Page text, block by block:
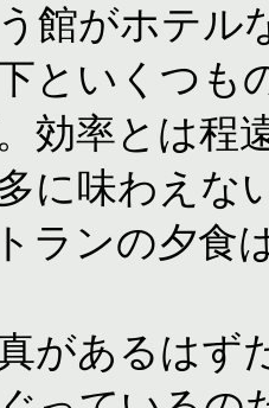
館がホテル
といくつも
効率とは程
に味わえな
ランの夕食
があるはず